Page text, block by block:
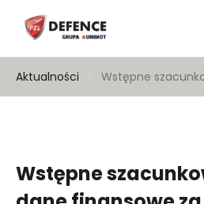
Aktualności Wstępne
Wstępne